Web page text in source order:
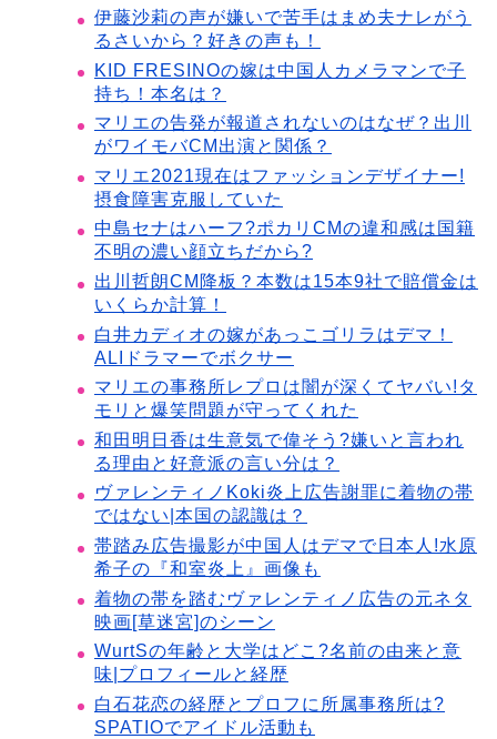
伊藤沙莉の声が嫌いで苦手はまめ夫ナレがう
るさいから？好きの声も！
KID FRESINOの嫁は中国人カメラマンで子
持ち！本名は？
マリエの告発が報道されないのはなぜ？出川
がワイモバCM出演と関係？
マリエ2021現在はファッションデザイナー!
摂食障害克服していた
中島セナはハーフ?ポカリCMの違和感は国籍
不明の濃い顔立ちだから?
出川哲朗CM降板？本数は15本9社で賠償金は
いくらか計算！
白井カディオの嫁があっこゴリラはデマ！
ALIドラマーでボクサー
マリエの事務所レプロは闇が深くてヤバい!タ
モリと爆笑問題が守ってくれた
和田明日香は生意気で偉そう?嫌いと言われ
る理由と好意派の言い分は？
ヴァレンティノKoki炎上広告謝罪に着物の帯
ではない|本国の認識は？
帯踏み広告撮影が中国人はデマで日本人!水原
希子の『和室炎上』画像も
着物の帯を踏むヴァレンティノ広告の元ネタ
映画[草迷宮]のシーン
WurtSの年齢と大学はどこ?名前の由来と意
味|プロフィールと経歴
白石花恋の経歴とプロフに所属事務所は?
SPATIOでアイドル活動も